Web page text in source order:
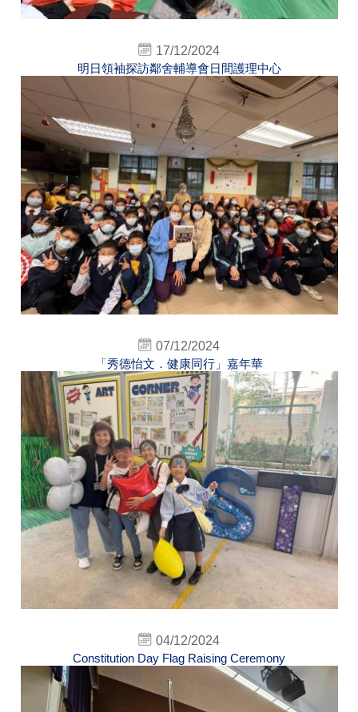
17/12/2024
明日領袖探訪鄰舍輔導會日間護理中心
07/12/2024
「秀德怡文．健康同行」嘉年華
04/12/2024
Constitution Day Flag Raising Ceremony